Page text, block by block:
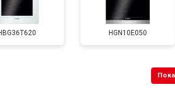
HGN10E050